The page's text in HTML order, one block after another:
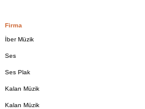
Firma
İber Müzik
Ses
Ses Plak
Kalan Müzik
Kalan Müzik